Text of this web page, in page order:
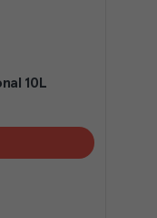
10L